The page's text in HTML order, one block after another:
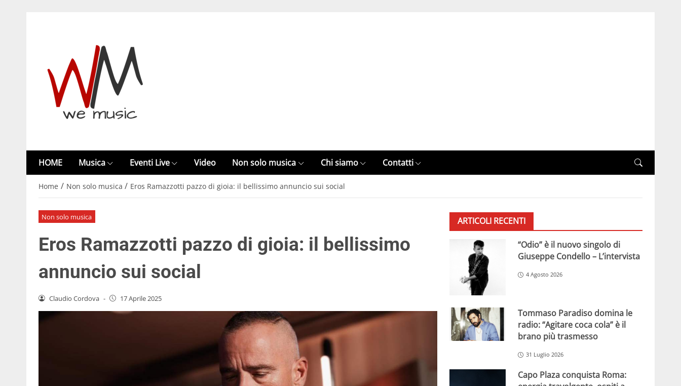
HOME Musica Eventi Live Video Non solo musica Chi siamo Contatti
Home / Non solo musica / Eros Ramazzotti pazzo di gioia: il bellissimo annuncio sui social
Non solo musica
Eros Ramazzotti pazzo di gioia: il bellissimo
annuncio sui social
Claudio Cordova - 17 Aprile 2025
ARTICOLI RECENTI
“Odio” è il nuovo singolo di
Giuseppe Condello – L’intervista
4 Agosto 2026
Tommaso Paradiso domina le
radio: “Agitare coca cola” è il
brano più trasmesso
31 Luglio 2026
Capo Plaza conquista Roma: